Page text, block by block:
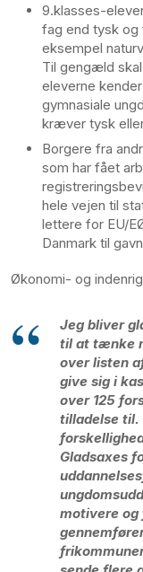
9.klasses-
fag end tysk og
eksempel
Til gengæld
eleverne
gymnasiale
kræver tysk
Borgere fra
som har fået
hele vejen til
lettere for EU/
Danmark til
Økonomi- og
Jeg bliver
til at tænke
over listen
give sig i
over 125
tilladelse til.
Gladsaxes
motivere og